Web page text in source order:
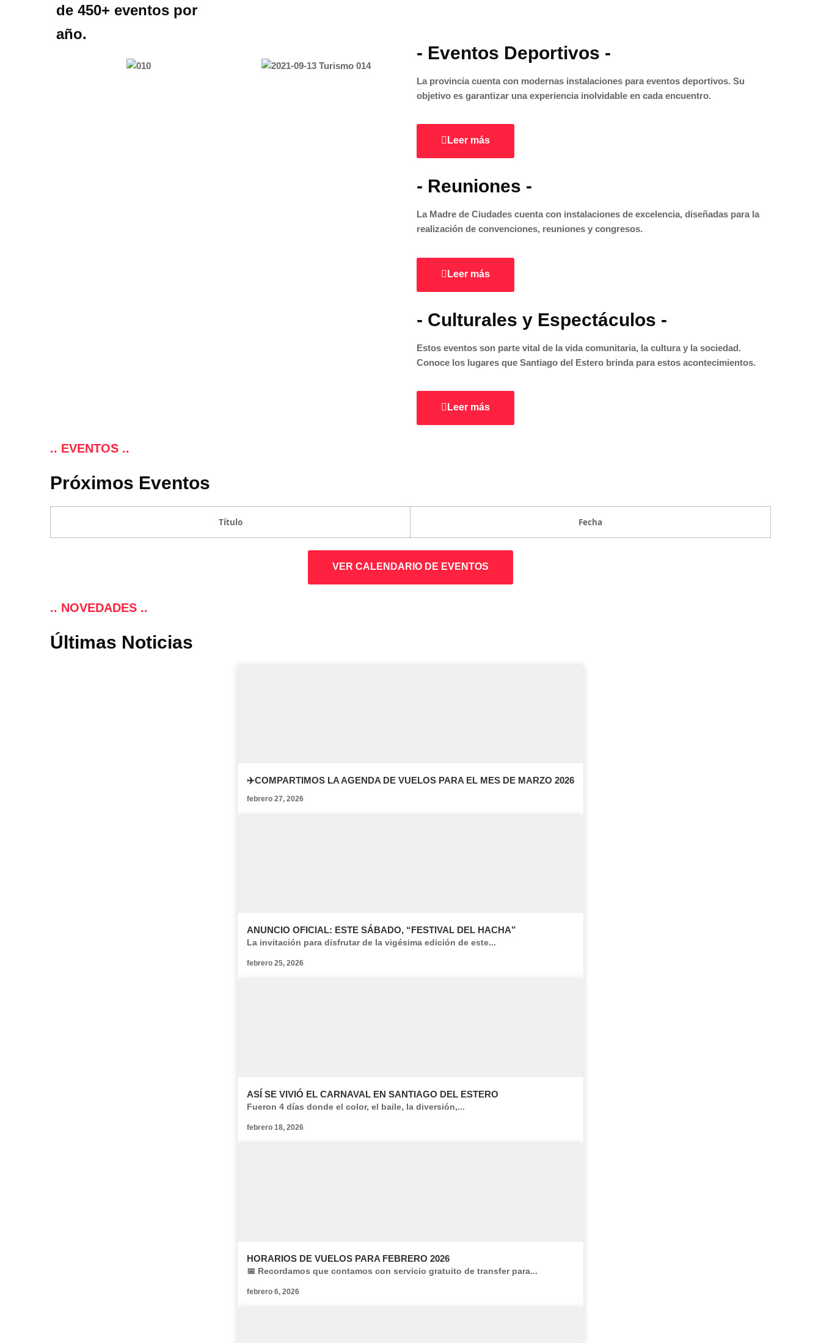
de 450+ eventos por
año.
- Eventos Deportivos -
La provincia cuenta con modernas instalaciones para eventos deportivos. Su
objetivo es garantizar una experiencia inolvidable en cada encuentro.
Leer más
- Reuniones -
La Madre de Ciudades cuenta con instalaciones de excelencia, diseñadas para la
realización de convenciones, reuniones y congresos.
Leer más
- Culturales y Espectáculos -
Estos eventos son parte vital de la vida comunitaria, la cultura y la sociedad.
Conoce los lugares que Santiago del Estero brinda para estos acontecimientos.
Leer más
.. EVENTOS ..
Próximos Eventos
Título Fecha
VER CALENDARIO DE EVENTOS
.. NOVEDADES ..
Últimas Noticias
✈️COMPARTIMOS LA AGENDA DE VUELOS PARA EL MES DE MARZO 2026
febrero 27, 2026
ANUNCIO OFICIAL: ESTE SÁBADO, “FESTIVAL DEL HACHA”
La invitación para disfrutar de la vigésima edición de este...
febrero 25, 2026
ASÍ SE VIVIÓ EL CARNAVAL EN SANTIAGO DEL ESTERO
Fueron 4 días donde el color, el baile, la diversión,...
febrero 18, 2026
HORARIOS DE VUELOS PARA FEBRERO 2026
📅 Recordamos que contamos con servicio gratuito de transfer para...
febrero 6, 2026